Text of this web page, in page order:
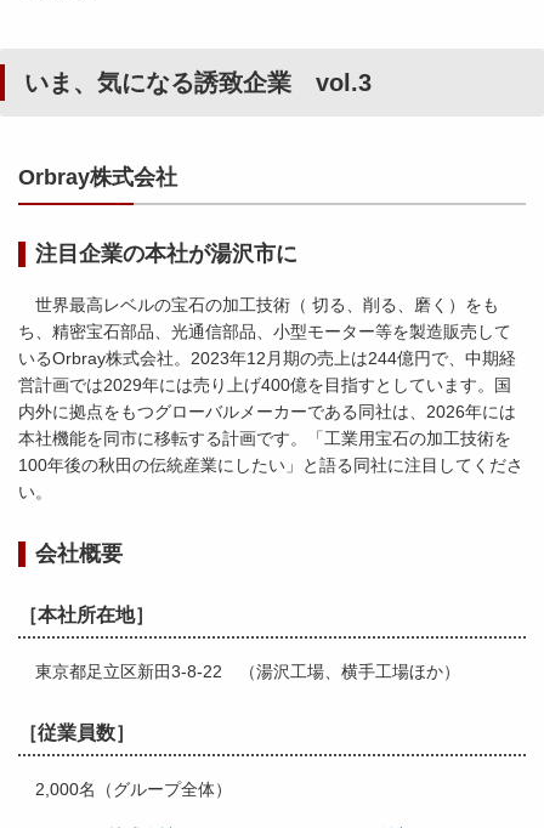
いま、気になる誘致企業 vol.3
Orbray株式会社
注目企業の本社が湯沢市に
世界最高レベルの宝石の加工技術（ 切る、削る、磨く）をも
ち、精密宝石部品、光通信部品、小型モーター等を製造販売して
いるOrbray株式会社。2023年12月期の売上は244億円で、中期経
営計画では2029年には売り上げ400億を目指すとしています。国
内外に拠点をもつグローバルメーカーである同社は、2026年には
本社機能を同市に移転する計画です。「工業用宝石の加工技術を
100年後の秋田の伝統産業にしたい」と語る同社に注目してくださ
い。
会社概要
［本社所在地］
東京都足立区新田3-8-22 （湯沢工場、横手工場ほか）
［従業員数］
2,000名（グループ全体）